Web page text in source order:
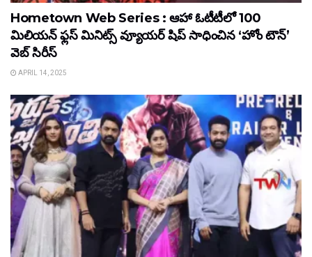
Hometown Web Series : ఆహా ఓటీటీలో 100
మిలియన్ ఫ్లస్ మినిట్స్ వ్యూయర్ షిప్ సాధించిన ‘హోం టౌన్’
వెబ్ సిరీస్
APRIL 14, 2025